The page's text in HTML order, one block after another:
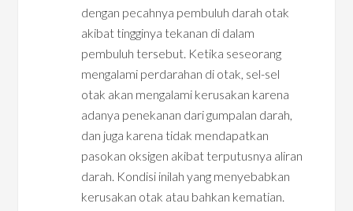
dengan pecahnya pembuluh darah otak
akibat tingginya tekanan di dalam
pembuluh tersebut. Ketika seseorang
mengalami perdarahan di otak, sel-sel
otak akan mengalami kerusakan karena
adanya penekanan dari gumpalan darah,
dan juga karena tidak mendapatkan
pasokan oksigen akibat terputusnya aliran
darah. Kondisi inilah yang menyebabkan
kerusakan otak atau bahkan kematian.